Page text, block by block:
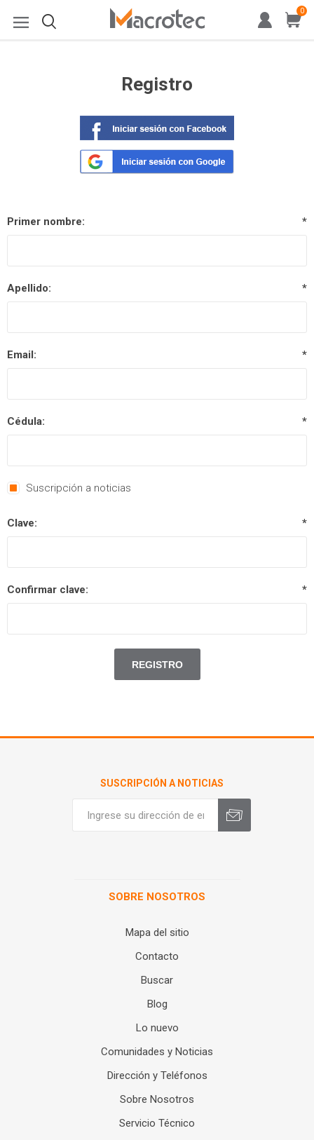
0
Registro
Primer nombre: *
Apellido: *
Email: *
Cédula: *
Suscripción a noticias
Clave: *
Confirmar clave: *
SUSCRIPCIÓN A NOTICIAS
SOBRE NOSOTROS
Mapa del sitio
Contacto
Buscar
Blog
Lo nuevo
Comunidades y Noticias
Dirección y Teléfonos
Sobre Nosotros
Servicio Técnico